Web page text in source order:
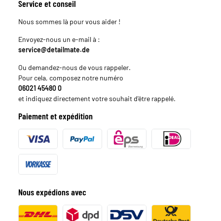
Service et conseil
Nous sommes là pour vous aider !
Envoyez-nous un e-mail à :
service@detailmate.de
Ou demandez-nous de vous rappeler.
Pour cela, composez notre numéro
06021 45480 0
et indiquez directement votre souhait d'être rappelé.
Paiement et expédition
Nous expédions avec